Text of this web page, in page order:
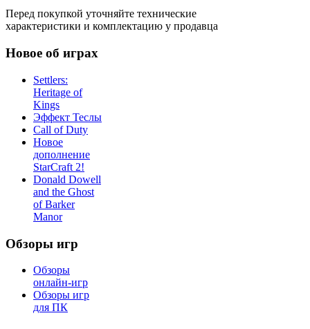
Перед покупкой уточняйте технические
характеристики и комплектацию у продавца
Новое об играх
Settlers:
Heritage of
Kings
Эффект Теслы
Call of Duty
Новое
дополнение
StarCraft 2!
Donald Dowell
and the Ghost
of Barker
Manor
Обзоры игр
Обзоры
онлайн-игр
Обзоры игр
для ПК